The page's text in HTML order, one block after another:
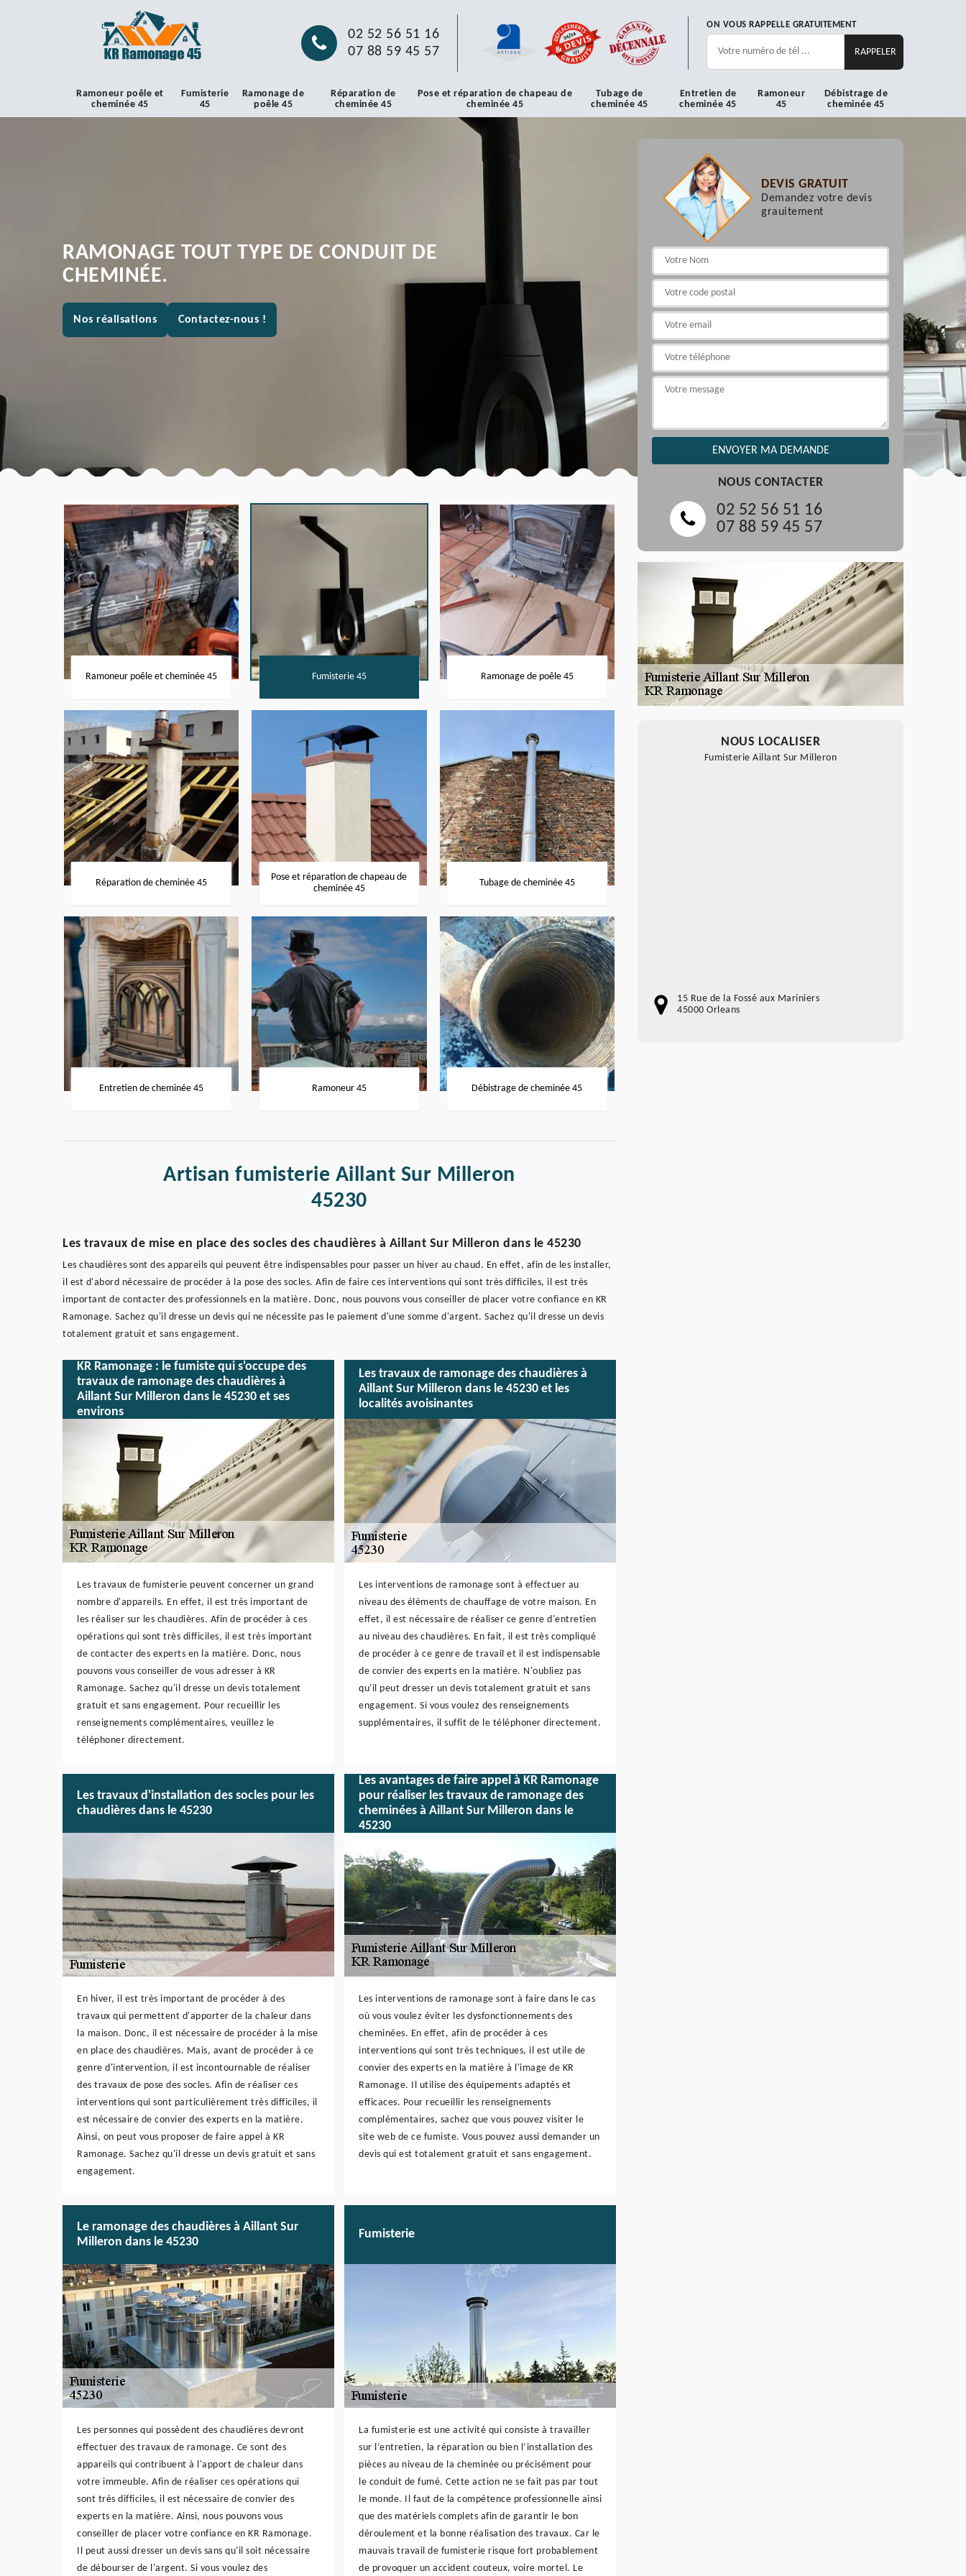
02 52 56 51 16
07 88 59 45 57
ON VOUS RAPPELLE GRATUITEMENT
Ramoneur poêle et
cheminée 45
Fumisterie
45
Ramonage de
poêle 45
Réparation de
cheminée 45
Pose et réparation de chapeau de
cheminée 45
Tubage de
cheminée 45
Entretien de
cheminée 45
Ramoneur
45
Débistrage de
cheminée 45
RAMONAGE TOUT TYPE DE CONDUIT DE
CHEMINÉE.
Nos réalisations Contactez-nous !
Ramoneur poêle et cheminée 45 Fumisterie 45 Ramonage de poêle 45
Réparation de cheminée 45
Pose et réparation de chapeau de
cheminée 45
Tubage de cheminée 45
Entretien de cheminée 45 Ramoneur 45 Débistrage de cheminée 45
Artisan fumisterie Aillant Sur Milleron
45230
Les travaux de mise en place des socles des chaudières à Aillant Sur Milleron dans le 45230
Les chaudières sont des appareils qui peuvent être indispensables pour passer un hiver au chaud. En effet, afin de les installer,
il est d'abord nécessaire de procéder à la pose des socles. Afin de faire ces interventions qui sont très difficiles, il est très
important de contacter des professionnels en la matière. Donc, nous pouvons vous conseiller de placer votre confiance en KR
Ramonage. Sachez qu'il dresse un devis qui ne nécessite pas le paiement d'une somme d'argent. Sachez qu'il dresse un devis
totalement gratuit et sans engagement.
KR Ramonage : le fumiste qui s'occupe des
travaux de ramonage des chaudières à
Aillant Sur Milleron dans le 45230 et ses
environs
Les travaux de fumisterie peuvent concerner un grand
nombre d'appareils. En effet, il est très important de
les réaliser sur les chaudières. Afin de procéder à ces
opérations qui sont très difficiles, il est très important
de contacter des experts en la matière. Donc, nous
pouvons vous conseiller de vous adresser à KR
Ramonage. Sachez qu'il dresse un devis totalement
gratuit et sans engagement. Pour recueillir les
renseignements complémentaires, veuillez le
téléphoner directement.
Les travaux de ramonage des chaudières à
Aillant Sur Milleron dans le 45230 et les
localités avoisinantes
Les interventions de ramonage sont à effectuer au
niveau des éléments de chauffage de votre maison. En
effet, il est nécessaire de réaliser ce genre d'entretien
au niveau des chaudières. En fait, il est très compliqué
de procéder à ce genre de travail et il est indispensable
de convier des experts en la matière. N'oubliez pas
qu'il peut dresser un devis totalement gratuit et sans
engagement. Si vous voulez des renseignements
supplémentaires, il suffit de le téléphoner directement.
Les travaux d'installation des socles pour les
chaudières dans le 45230
En hiver, il est très important de procéder à des
travaux qui permettent d'apporter de la chaleur dans
la maison. Donc, il est nécessaire de procéder à la mise
en place des chaudières. Mais, avant de procéder à ce
genre d'intervention, il est incontournable de réaliser
des travaux de pose des socles. Afin de réaliser ces
interventions qui sont particulièrement très difficiles, il
est nécessaire de convier des experts en la matière.
Ainsi, on peut vous proposer de faire appel à KR
Ramonage. Sachez qu'il dresse un devis gratuit et sans
engagement.
Les avantages de faire appel à KR Ramonage
pour réaliser les travaux de ramonage des
cheminées à Aillant Sur Milleron dans le
45230
Les interventions de ramonage sont à faire dans le cas
où vous voulez éviter les dysfonctionnements des
cheminées. En effet, afin de procéder à ces
interventions qui sont très techniques, il est utile de
convier des experts en la matière à l'image de KR
Ramonage. Il utilise des équipements adaptés et
efficaces. Pour recueillir les renseignements
complémentaires, sachez que vous pouvez visiter le
site web de ce fumiste. Vous pouvez aussi demander un
devis qui est totalement gratuit et sans engagement.
Le ramonage des chaudières à Aillant Sur
Milleron dans le 45230
Les personnes qui possèdent des chaudières devront
effectuer des travaux de ramonage. Ce sont des
appareils qui contribuent à l'apport de chaleur dans
votre immeuble. Afin de réaliser ces opérations qui
sont très difficiles, il est nécessaire de convier des
experts en la matière. Ainsi, nous pouvons vous
conseiller de placer votre confiance en KR Ramonage.
Il peut aussi dresser un devis sans qu'il soit nécessaire
de débourser de l'argent. Si vous voulez des
Fumisterie
La fumisterie est une activité qui consiste à travailler
sur l’entretien, la réparation ou bien l’installation des
pièces au niveau de la cheminée ou précisément pour
le conduit de fumé. Cette action ne se fait pas par tout
le monde. Il faut de la compétence professionnelle ainsi
que des matériels complets afin de garantir le bon
déroulement et la bonne réalisation des travaux. Car le
mauvais travail de fumisterie risque fort probablement
de provoquer un accident couteux, voire mortel. Le
DEVIS GRATUIT
Demandez votre devis
grauitement
NOUS CONTACTER
02 52 56 51 16
07 88 59 45 57
NOUS LOCALISER
Fumisterie Aillant Sur Milleron
15 Rue de la Fossé aux Mariniers
45000 Orleans